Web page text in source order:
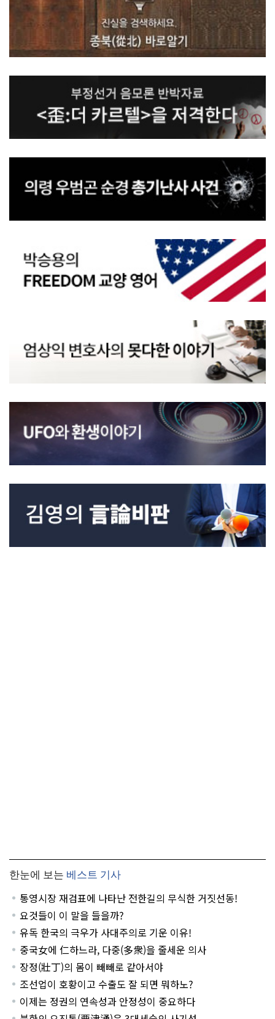
한눈에 보는 베스트 기사
통영시장 재검표에 나타난 전한길의 무식한 거짓선동!
요것들이 이 말을 들을까?
유독 한국의 극우가 사대주의로 기운 이유!
중국女에 仁하느라, 다중(多衆)을 줄세운 의사
장정(壯丁)의 몸이 빼빼로 같아서야
조선업이 호황이고 수출도 잘 되면 뭐하노?
이제는 정권의 연속성과 안정성이 중요하다